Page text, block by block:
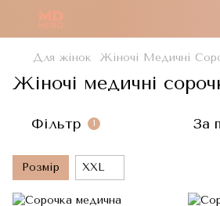
Для жінок Жіночі Медичні
Жіночі медичні
Фільтр 1 За
Розмір XXL